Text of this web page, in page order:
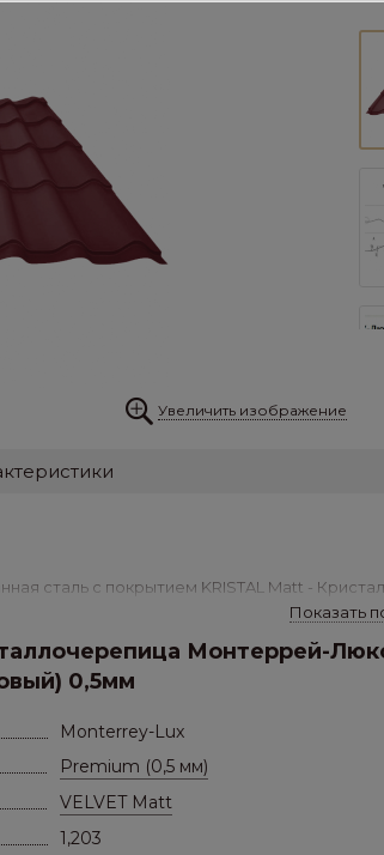
Увеличить изображение
сталь с покрытием KRISTAL Matt - Кристал
преимуществ по сравнению с
Показать
Монтеррей-
0,5мм
Monterrey-Lux
Premium (0,5 мм)
VELVET Matt
1,203